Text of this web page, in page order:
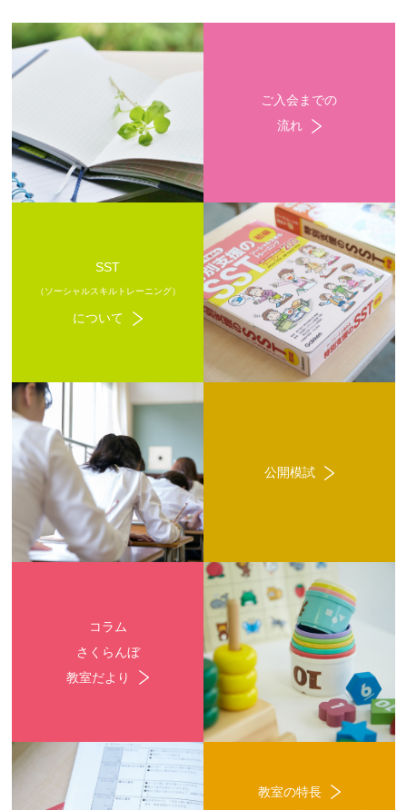
ご入会までの
流れ
SST
（ソーシャルスキルトレーニング）
について
公開模試
コラム
さくらんぼ
教室だより
教室の特長